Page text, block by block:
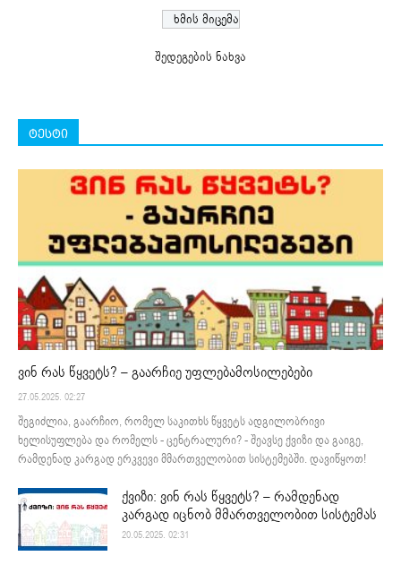
შედეგების ნახვა
ტესტი
ვინ რას წყვეტს? – გაარჩიე უფლებამოსილებები
27.05.2025. 02:27
შეგიძლია, გაარჩიო, რომელ საკითხს წყვეტს ადგილობრივი
ხელისუფლება და რომელს - ცენტრალური? - შეავსე ქვიზი და გაიგე,
რამდენად კარგად ერკვევი მმართველობით სისტემებში. დავიწყოთ!
ქვიზი: ვინ რას წყვეტს? – რამდენად
კარგად იცნობ მმართველობით სისტემას
20.05.2025. 02:31